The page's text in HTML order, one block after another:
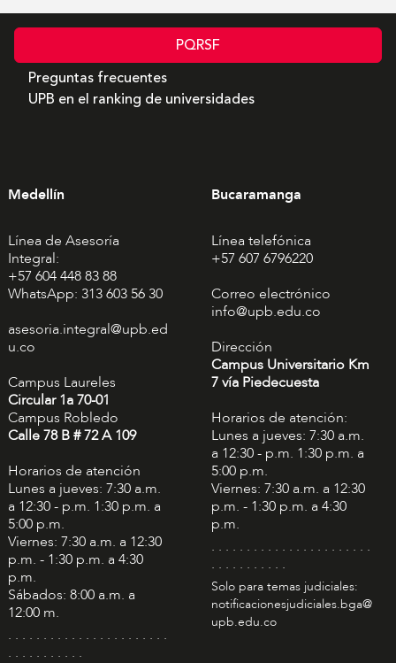
PQRSF
Preguntas frecuentes
UPB en el ranking de universidades
Medellín
Línea de Asesoría
Integral:
+57 604 448 83 88
WhatsApp: 313 603 56 30
asesoria.integral@upb.ed
u.co
Campus Laureles
Circular 1a 70-01
Campus Robledo
Calle 78 B # 72 A 109
Horarios de atención
Lunes a jueves: 7:30 a.m.
a 12:30 - p.m. 1:30 p.m. a
5:00 p.m.
Viernes: 7:30 a.m. a 12:30
p.m. - 1:30 p.m. a 4:30
p.m.
Sábados: 8:00 a.m. a
12:00 m.
. . . . . . . . . . . . . . . . . . . . . . .
. . . . . . . . . . .
Bucaramanga
Línea telefónica
+57 607 6796220
Correo electrónico
info@upb.edu.co
Dirección
Campus Universitario Km
7 vía Piedecuesta
Horarios de atención:
Lunes a jueves: 7:30 a.m.
a 12:30 - p.m. 1:30 p.m. a
5:00 p.m.
Viernes: 7:30 a.m. a 12:30
p.m. - 1:30 p.m. a 4:30
p.m.
. . . . . . . . . . . . . . . . . . . . . . .
. . . . . . . . . . .
Solo para temas judiciales:
notificacionesjudiciales.bga@
upb.edu.co